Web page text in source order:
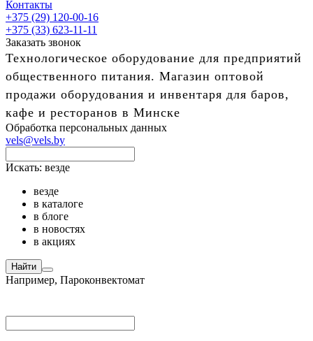
Контакты
+375 (29) 120-00-16
+375 (33) 623-11-11
Заказать звонок
Технологическое оборудование для предприятий
общественного питания. Магазин оптовой
продажи оборудования и инвентаря для баров,
кафе и ресторанов в Минске
Обработка персональных данных
vels@vels.by
Искать: везде
везде
в каталоге
в блоге
в новостях
в акциях
Найти
Например, Пароконвектомат